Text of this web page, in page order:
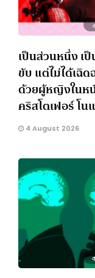
เป็นส่วนหนึ่ง เ
ขับ แต่ไม่ได้เฉิด
ด้วยผู้หญิงในห
คริสโตเฟอร์ โน
4 August 2026